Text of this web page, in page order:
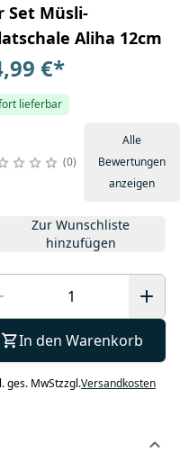
Set Müsli-
Aliha 12cm
€*
lieferbar
0
Alle
Bewertungen
anzeigen
Zur Wunschliste
hinzufügen
In den Warenkorb
ges. MwStzzgl.Versandkosten